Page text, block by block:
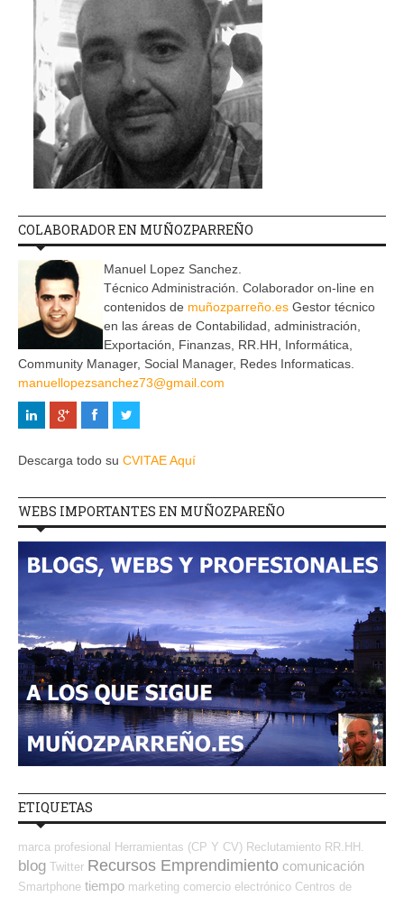
COLABORADOR EN MUÑOZPARREÑO
Manuel Lopez Sanchez.
Técnico Administración. Colaborador on-line en
contenidos de muñozparreño.es Gestor técnico
en las áreas de Contabilidad, administración,
Exportación, Finanzas, RR.HH, Informática,
Community Manager, Social Manager, Redes Informaticas.
manuellopezsanchez73@gmail.com
Descarga todo su CVITAE Aquí
WEBS IMPORTANTES EN MUÑOZPAREÑO
ETIQUETAS
marca profesional Herramientas (CP Y CV) Reclutamiento RR.HH.
blog Twitter Recursos Emprendimiento comunicación
Smartphone tiempo marketing comercio electrónico Centros de